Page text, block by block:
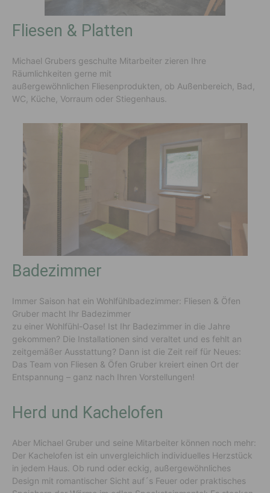
Fliesen & Platten
Michael Grubers geschulte Mitarbeiter zieren Ihre
Räumlichkeiten gerne mit
außergewöhnlichen Fliesenprodukten, ob Außenbereich, Bad,
WC, Küche, Vorraum oder Stiegenhaus.
Badezimmer
Immer Saison hat ein Wohlfühlbadezimmer: Fliesen & Öfen
Gruber macht Ihr Badezimmer
zu einer Wohlfühl-Oase! Ist Ihr Badezimmer in die Jahre
gekommen? Die Installationen sind veraltet und es fehlt an
zeitgemäßer Ausstattung? Dann ist die Zeit reif für Neues:
Das Team von Fliesen & Öfen Gruber kreiert einen Ort der
Entspannung – ganz nach Ihren Vorstellungen!
Herd und Kachelofen
Aber Michael Gruber und seine Mitarbeiter können noch mehr:
Der Kachelofen ist ein unvergleichlich individuelles Herzstück
in jedem Haus. Ob rund oder eckig, außergewöhnliches
Design mit romantischer Sicht auf´s Feuer oder praktisches